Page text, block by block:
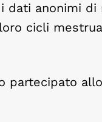
dati anonimi
cicli
partecipato